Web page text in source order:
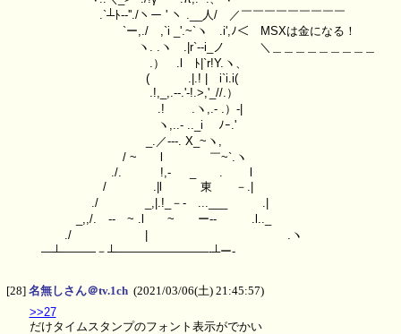
.`┴ﾄ-‐''./ヽー ' ヽ .__人/ ／￣￣￣￣￣￣￣￣￣
`ー,./ ,`i _'.~`ヽ .i',ﾉ＜ MSXは金になる！
ヽ. .ヽ .|r`-‐i_ノ ＼＿＿＿＿＿＿＿＿＿
.） .l ﾄ|`r!Y.ヽ、
( .|.! | i`i.i(
.!,_,.-‐.'-!.>,'_//.）
.! .ヽ,.- .）‐|
ヽ,..- .._i ﾉｰ.'
_.／-‐-. X_~ヽ,
/ ~ l ￣~`.ヽ
./. !,- _ . l
/ .|l 東 －.|
./ _,|.!_－- ...___ .|
_,,/. -‐ ~ .l ~ ー-- .l.._
./ | .ヽ
―┴―――－┴――――――――‐┴ー-
[28] 名無しさん＠tv.1ch (2021/03/06(土) 21:45:57)
>>27
だけタイムスタンプのフォント表示がでかい